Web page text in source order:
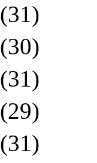
(31)
(30)
(31)
(29)
(31)